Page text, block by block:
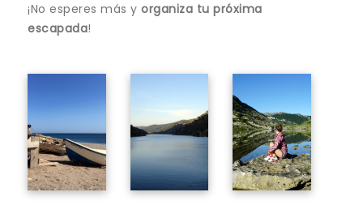
¡No esperes más y organiza tu próxima
escapada!